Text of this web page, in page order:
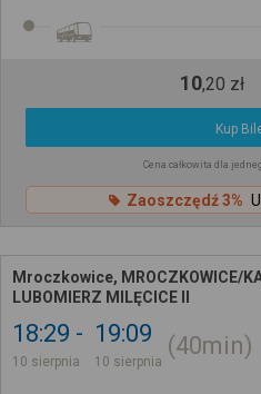
10,20 zł
Kup
Cena całkowita dla
Zaoszczędź 3%
Mroczkowice, MROCZKOWICE/
LUBOMIERZ MILĘCICE II
18:29
10 sierpnia
19:09
10 sierpnia
40min